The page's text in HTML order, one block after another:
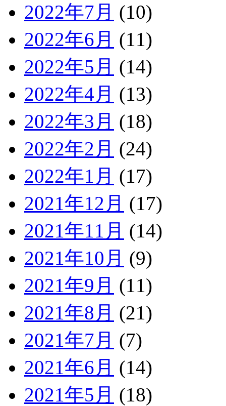
2022年7月 (10)
2022年6月 (11)
2022年5月 (14)
2022年4月 (13)
2022年3月 (18)
2022年2月 (24)
2022年1月 (17)
2021年12月 (17)
2021年11月 (14)
2021年10月 (9)
2021年9月 (11)
2021年8月 (21)
2021年7月 (7)
2021年6月 (14)
2021年5月 (18)